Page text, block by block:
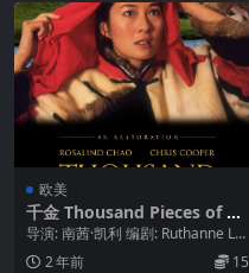
欧美
千金 Thousand Pieces of Go
ld (1991)
导演: 南茜·凯利 编剧: Ruthanne Lu
m McCunn / Anne...
2 年前 15